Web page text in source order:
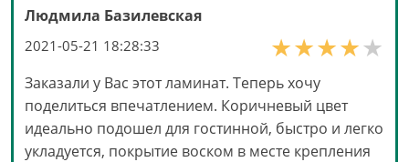
Людмила Базилевская
2021-05-21 18:28:33
Заказали у Вас этот ламинат. Теперь хочу
поделиться впечатлением. Коричневый цвет
идеально подошел для гостинной, быстро и легко
укладуется, покрытие воском в месте крепления